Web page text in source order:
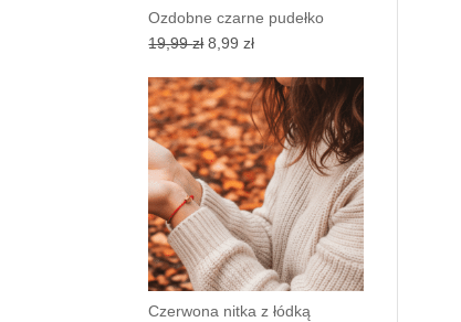
Ozdobne czarne pudełko
19,99zł Pierwotna
wynosiła:
19,99 zł.
8,99złAktualna
wynosi:
8,99 zł.
Czerwona nitka z łódką